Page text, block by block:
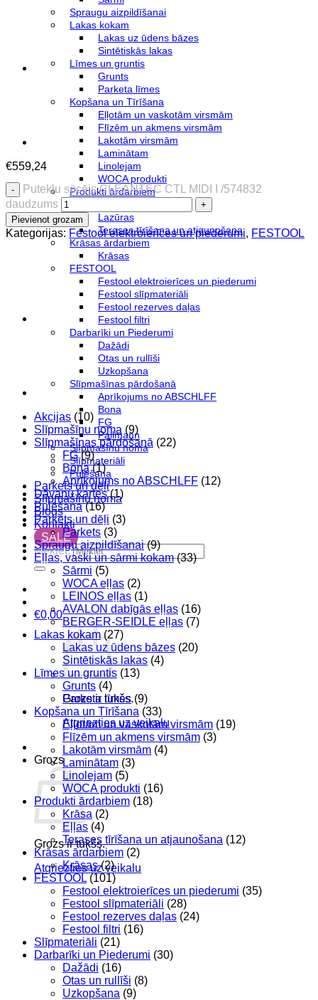
Spraugu aizpildīšanai
Lakas kokam
Lakas uz ūdens bāzes
Sintētiskās lakas
Līmes un gruntis
Grunts
Parketa līmes
Kopšana un Tīrīšana
Eļļotām un vaskotām virsmām
Flīzēm un akmens virsmām
Lakotām virsmām
Laminātam
Linolejam
WOCA produkti
Produkti ārdarbiem
Lazūras
Terases tīrīšana un atjaunošana
Krāsas ārdarbiem
Krāsas
FESTOOL
Festool elektroierīces un piederumi
Festool slīpmateriāli
Festool rezerves daļas
Festool filtri
Darbarīki un Piederumi
Dažādi
Otas un rullīši
Uzkopšana
Slīpmašīnas pārdošanā
Aprīkojums no ABSCHLFF
Bona
FG
Pallmann
Slīpmašīnu noma
Slīpmateriāli
Pulēšana
Parkets un dēļi
Slīpmašīnu noma
Blogs
Kontakti
SALE
Meklēt:
€0,00
Grozs ir tukšs.
Atgriezties uz veikalu
Grozs
Grozs ir tukšs.
Atgriezties uz veikalu
€559,24
Putekļu sūcējs CLEANTEC CTL MIDI I /574832
daudzums
Pievienot grozam
Kategorijas: Festool elektroierīces un piederumi, FESTOOL
Akcijas (10)
Slīpmašīnu noma (9)
Slīpmašīnas pārdošanā (22)
FG (9)
Bona (1)
Aprīkojums no ABSCHLFF (12)
Dāvanu kartes (1)
Pulēšana (16)
Parkets un dēļi (3)
Parkets (3)
Spraugu aizpildīšanai (9)
Eļļas, vaski un sārmi kokam (33)
Sārmi (5)
WOCA eļļas (2)
LEINOS eļļas (1)
AVALON dabīgās eļļas (16)
BERGER-SEIDLE eļļas (7)
Lakas kokam (27)
Lakas uz ūdens bāzes (20)
Sintētiskās lakas (4)
Līmes un gruntis (13)
Grunts (4)
Parketa līmes (9)
Kopšana un Tīrīšana (33)
Eļļotām un vaskotām virsmām (19)
Flīzēm un akmens virsmām (3)
Lakotām virsmām (4)
Laminātam (3)
Linolejam (5)
WOCA produkti (16)
Produkti ārdarbiem (18)
Krāsa (2)
Eļļas (4)
Terases tīrīšana un atjaunošana (12)
Krāsas ārdarbiem (2)
Krāsas (2)
FESTOOL (101)
Festool elektroierīces un piederumi (35)
Festool slīpmateriāli (28)
Festool rezerves daļas (24)
Festool filtri (16)
Slīpmateriāli (21)
Darbarīki un Piederumi (30)
Dažādi (16)
Otas un rullīši (8)
Uzkopšana (9)